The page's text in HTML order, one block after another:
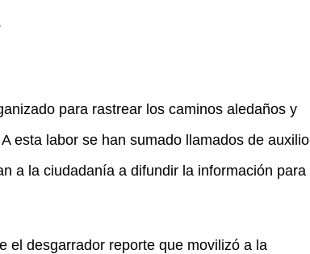
para rastrear los caminos aledaños y
esta labor se han sumado llamados de auxilio
a la ciudadanía a difundir la información para
el desgarrador reporte que movilizó a la